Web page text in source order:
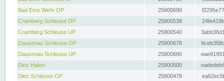
Bad Ems Wehr OP
25800690
Cramberg Schleuse OP
25800538
Cramberg Schleuse UP
25800540
Dausenau Schleuse OP
25800678
Dausenau Schleuse UP
25800680
Diez Hafen
25800500
Diez Schleuse OP
25800478